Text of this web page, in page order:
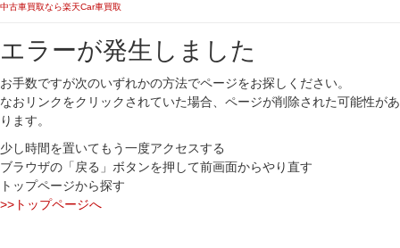
中古車買取なら楽天Car車買取
エラーが発生しました
お手数ですが次のいずれかの方法でページをお探しください。
なおリンクをクリックされていた場合、ページが削除された可能性があ
ります。
少し時間を置いてもう一度アクセスする
ブラウザの「戻る」ボタンを押して前画面からやり直す
トップページから探す
>>トップページへ